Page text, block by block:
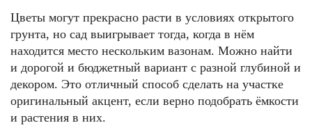
Цветы могут прекрасно расти в условиях открытого
грунта, но сад выигрывает тогда, когда в нём
находится место нескольким вазонам. Можно найти
и дорогой и бюджетный вариант с разной глубиной и
декором. Это отличный способ сделать на участке
оригинальный акцент, если верно подобрать ёмкости
и растения в них.